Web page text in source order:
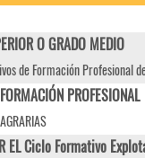
O GRADO MEDIO
de Formación Profesional
PROFESIONAL
EL Ciclo Formativo